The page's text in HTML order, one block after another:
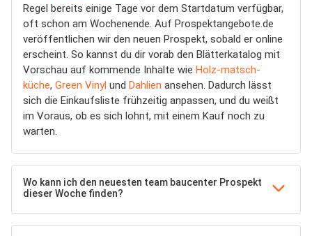
Regel bereits einige Tage vor dem Startdatum verfügbar,
oft schon am Wochenende. Auf Prospektangebote.de
veröffentlichen wir den neuen Prospekt, sobald er online
erscheint. So kannst du dir vorab den Blätterkatalog mit
Vorschau auf kommende Inhalte wie Holz-matsch-
küche, Green Vinyl und Dahlien ansehen. Dadurch lässt
sich die Einkaufsliste frühzeitig anpassen, und du weißt
im Voraus, ob es sich lohnt, mit einem Kauf noch zu
warten.
Wo kann ich den neuesten team baucenter Prospekt
dieser Woche finden?